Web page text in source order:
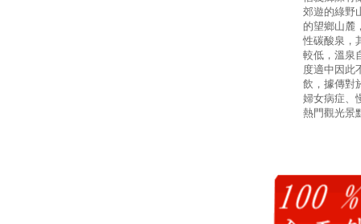
郊遊的綠野
的望鄉山麓
性碳酸泉，
較低，溫泉
度適中因此
飲，據傳對
婦女病症、
熱門觀光景